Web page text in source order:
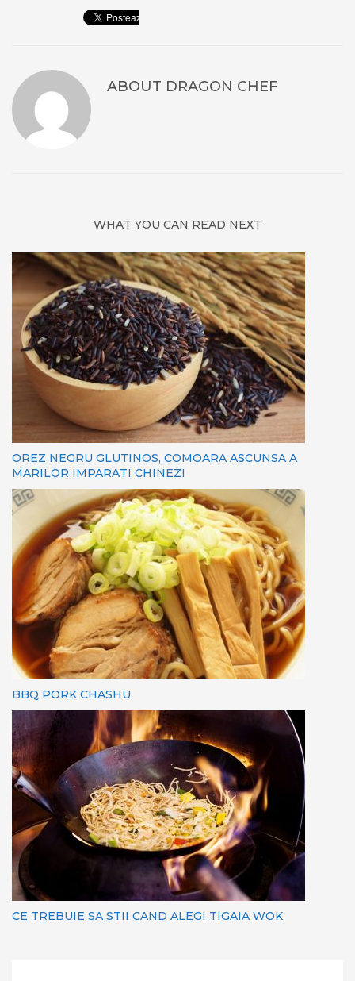
ABOUT DRAGON CHEF
WHAT YOU CAN READ NEXT
OREZ NEGRU GLUTINOS, COMOARA ASCUNSA A
MARILOR IMPARATI CHINEZI
BBQ PORK CHASHU
CE TREBUIE SA STII CAND ALEGI TIGAIA WOK